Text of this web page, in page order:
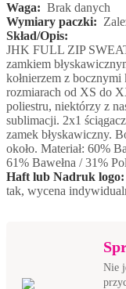
Waga: Brak danych
Wymiary paczki:
Skład/Opis:
JHK FULL ZIP
zamkiem
kołnierzem z
rozmiarach od XS do
poliestru, niektórzy z
sublimacji. 2x1
zamek błyskawiczny.
około. Materiał: 60%
61% Bawełna / 31%
Haft lub Nadruk logo:
tak, wycena
Nie